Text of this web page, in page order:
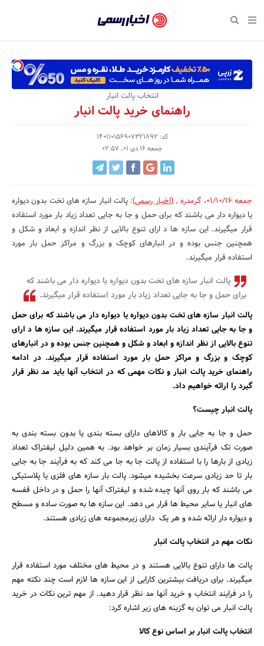
رسمی
-
اخبار
تایید
شده
سازمان‌ها
و
روابط
عمومی‌ها
بازگشت
صفحه نخست پایگاه خبری
اقتصادی
صفحه نخست اقتصادی
تجارت و بازار
کارآفرینی و استارتاپ
نفت، انرژی و صنایع
کسب و کار و خرده فروشی
صنایع غذایی و کشاورزی
بانک، بیمه و سرمایه
اجتماعی
صفحه نخست اجتماعی
علم و آموزش
بهداشت و درمان
شهر و جامعه
محیط زیست
تبلیغات و روابط عمومی
صفحه نخست فرهنگی
رسانه‌ها
نشریات و کتاب
سینما و تئاتر
صنایع دستی
صفحه نخست ورزش
تازه‌های ورزش
مکان‌های ورزشی
تجهیزات ورزشی
صفحه نخست سبک زندگی
سلامت و زیبایی
روانشناسی و موفقیت
مد و لباس
رویداد
صفحه نخست رویداد
حراج و تخفیف
جشنواره، نمایشگاه و
مسابقه و فراخوان
انتخاب پالت انبار
راهنمای خرید پالت انبار
کد: 140110156907321892
جمعه 16 دی 01، 02:57
جمعه 01/10/16 ، گرمدره ,(اخبار رسمی): پالت انبار سازه های تخت بدون دیواره
یا دیواره دار می باشند که برای حمل و جا به جایی تعداد زیاد بار مورد استفاده
قرار میگیرند. این سازه ها د ارای تنوع بالایی از نظر اندازه و ابعاد و شکل و
همچنین جنس بوده و در انبارهای کوچک و بزرگ و مراکز حمل بار مورد
استفاده قرار میگیرند.
پالت انبار سازه های تخت بدون دیواره یا دیواره دار می باشند که
برای حمل و جا به جایی تعداد زیاد بار مورد استفاده قرار میگیرند.
پالت انبار سازه های تخت بدون دیواره یا دیواره دار می باشند که برای حمل
و جا به جایی تعداد زیاد بار مورد استفاده قرار میگیرند. این سازه ها د ارای
تنوع بالایی از نظر اندازه و ابعاد و شکل و همچنین جنس بوده و در انبارهای
کوچک و بزرگ و مراکز حمل بار مورد استفاده قرار میگیرند. در ادامه
راهنمای خرید پالت انبار و نکات مهمی که در انتخاب آنها باید مد نظر قرار
گیرد را ارائه خواهیم داد.
پالت انبار چیست؟
حمل و جا به جایی بار و کالاهای دارای بسته بندی یا بدون بسته بندی به
صورت تک فرآیندی بسیار زمان بر خواهد بود. به همین دلیل لیفتراک تعداد
زیادی از بارها را با استفاده از پالت جا به جا می کند که به فرآیند جا به جایی
بار تا حد زیادی سرعت بخشیده میشود. پالت بار سازه های فلزی یا پلاستیکی
می باشند که بار روی آنها چیده شده و لیفتراک آنها را حمل و در داخل قفسه
های انبار یا سایر محیط ها قرار می دهد. این سازه ها به صورت ساده و مسطح
و دیواره دار ارائه شده و هر یک دارای زیرمجموعه های زیادی هستند.
نکات مهم در انتخاب پالت انبار
پالت ها دارای تنوع بالایی هستند و در محیط های مختلف مورد استفاده قرار
میگیرند. برای دریافت بیشترین کارایی از این سازه ها لازم است چند نکته مهم
را در فرایند انتخاب و خرید آنها مد نظر قرار دهید. از مهم ترین نکات در خرید
پالت انبار می توان به گزینه های زیر اشاره کرد:
انتخاب پالت انبار بر اساس نوع کالا